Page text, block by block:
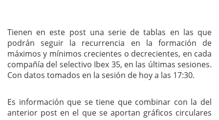
Tienen en este post una serie de tablas en las que
podrán seguir la recurrencia en la formación de
máximos y mínimos crecientes o decrecientes, en cada
compañía del selectivo Ibex 35, en las últimas sesiones.
Con datos tomados en la sesión de hoy a las 17:30.
Es información que se tiene que combinar con la del
anterior post en el que se aportan gráficos circulares